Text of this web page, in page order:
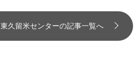
東久留米センターの記事一覧へ